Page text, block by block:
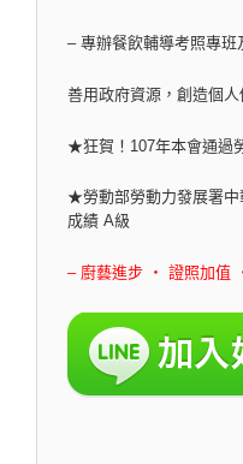
– 專辦餐飲輔導考照專
善用政府資源，創造個
★狂賀！107年本會通過
★勞動部勞動力發展署中
成績 A級
– 廚藝進步 ‧ 證照加值